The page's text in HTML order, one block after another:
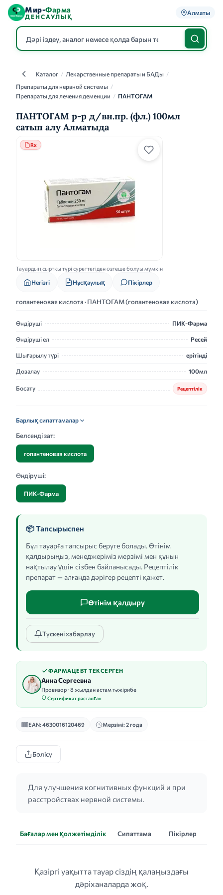
Мир-Фарма
ДЕНСАУЛЫҚ
Алматы
КаталогКаталог / Лекарственные препараты и БАДы /
Препараты для нервной системы /
Препараты для лечения деменции / ПАНТОГАМ
ПАНТОГАМ р-р д/вн.пр. (фл.) 100мл
сатып алу Алматыда
Rx
Тауардың сыртқы түрі суреттегіден өзгеше болуы мүмкін
Негізгі Нұсқаулық Пікірлер
гопантеновая кислота · ПАНТОГАМ (гопантеновая кислота)
Өндіруші ПИК-Фарма
Өндіруші ел Ресей
Шығарылу түрі ерітінді
Дозалау 100мл
Босату Рецептілік
Барлық сипаттамалар
Белсенді зат:
гопантеновая кислота
Өндіруші:
ПИК-Фарма
📦 Тапсырыспен
Бұл тауарға тапсырыс беруге болады. Өтінім
қалдырыңыз, менеджеріміз мерзімі мен құнын
нақтылау үшін сізбен байланысады. Рецептілік
препарат — алғанда дәрігер рецепті қажет.
Өтінім қалдыру
Түскені хабарлау
ФАРМАЦЕВТ ТЕКСЕРГЕН
Анна Сергеевна
Провизор · 8 жылдан астам тәжірибе
Сертификат расталған
EAN: 4630016120469 Мерзімі: 2 года
Бөлісу
Для улучшения когнитивных функций и при
расстройствах нервной системы.
Бағалар мен қолжетімділік Сипаттама Пікірлер
Қазіргі уақытта тауар сіздің қалаңыздағы
дәріханаларда жоқ.